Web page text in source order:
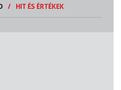
/ HIT ÉS ÉRTÉKEK